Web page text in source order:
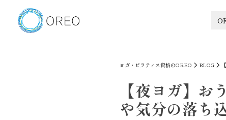
ヨガ・ピラティス資格のOREO BLOG
【夜ヨガ】お
や気分の落ち